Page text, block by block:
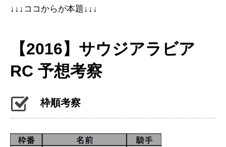
↓↓↓ココからが本題↓↓↓
【2016】サウジアラビア
RC 予想考察
枠順考察